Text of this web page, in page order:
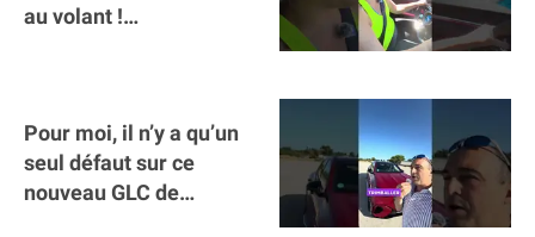
au volant !
Pour moi, il n’y a qu’un
seul défaut sur ce
nouveau GLC de